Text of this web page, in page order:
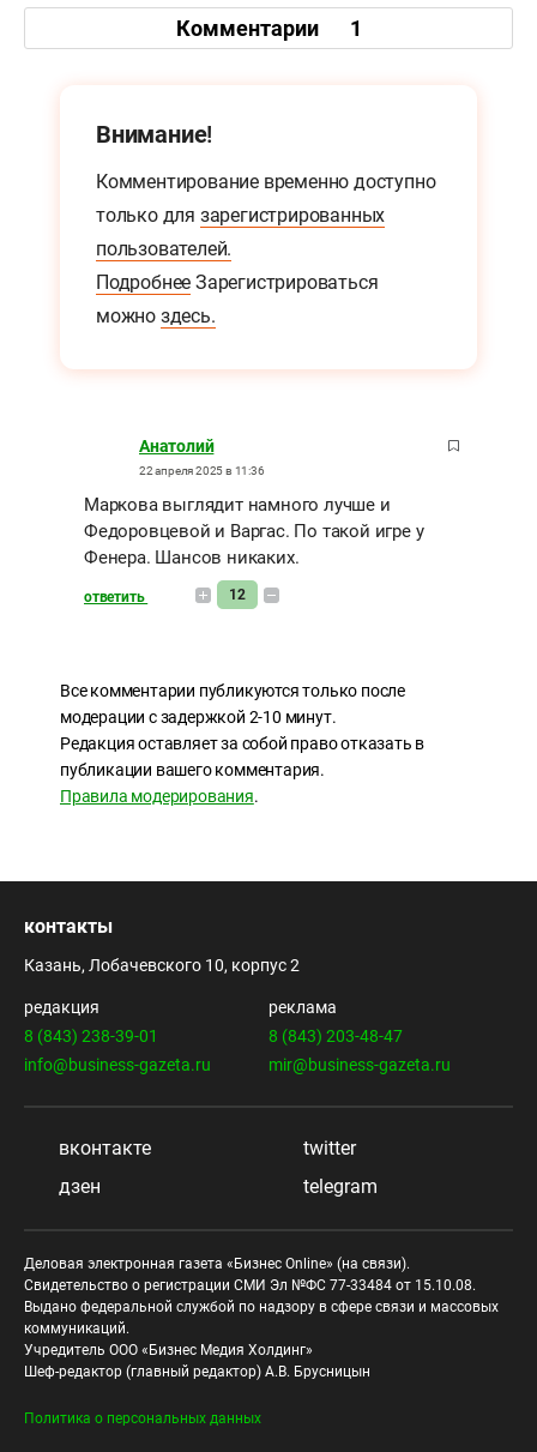
Комментарии 1
Внимание!
Комментирование временно доступно
только для зарегистрированных
пользователей.
Подробнее Зарегистрироваться
можно здесь.
Анатолий
22 апреля 2025 в 11:36
Маркова выглядит намного лучше и
Федоровцевой и Варгас. По такой игре у
Фенера. Шансов никаких.
ответить 12
Все комментарии публикуются только после
модерации с задержкой 2-10 минут.
Редакция оставляет за собой право отказать в
публикации вашего комментария.
Правила модерирования.
контакты
Казань, Лобачевского 10, корпус 2
редакция
8 (843) 238-39-01
info@business-gazeta.ru
реклама
8 (843) 203-48-47
mir@business-gazeta.ru
вконтакте
twitter
дзен
telegram
Деловая электронная газета «Бизнес Online» (на связи).
Свидетельство о регистрации СМИ Эл №ФС 77-33484 от 15.10.08.
Выдано федеральной службой по надзору в сфере связи и массовых
коммуникаций.
Учредитель ООО «Бизнес Медия Холдинг»
Шеф-редактор (главный редактор) А.В. Брусницын
Политика о персональных данных